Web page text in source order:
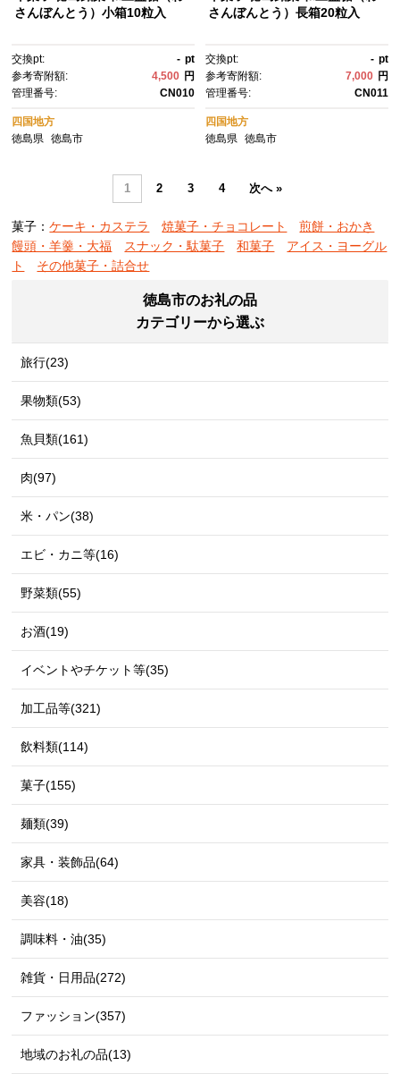
さんぼんとう）小箱10粒入
交換pt: - pt
参考寄附額:
4,500 円
管理番号:
CN010
四国地方
徳島県
徳島市
さんぼんとう）長箱20粒入
交換pt: - pt
参考寄附額:
7,000 円
管理番号:
CN011
四国地方
徳島県 徳島市
1 2 3 4 次へ »
菓子：ケーキ・カステラ 焼菓子・チョコレート
煎餅・おかき
饅頭・羊羹・大福
スナック・駄菓子 和菓子
アイス・ヨーグル
ト
その他菓子・詰合せ
徳島市のお礼の品
カテゴリーから選ぶ
旅行(23)
果物類(53)
魚貝類(161)
肉(97)
米・パン(38)
エビ・カニ等(16)
野菜類(55)
お酒(19)
イベントやチケット等(35)
加工品等(321)
飲料類(114)
菓子(155)
麺類(39)
家具・装飾品(64)
美容(18)
調味料・油(35)
雑貨・日用品(272)
ファッション(357)
地域のお礼の品(13)